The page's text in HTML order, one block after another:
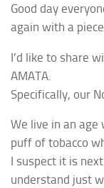
Good day
again with a
I’d like to share
AMATA.
Specifically, our
We live in an age
puff of tobacco
I suspect it is
understand just